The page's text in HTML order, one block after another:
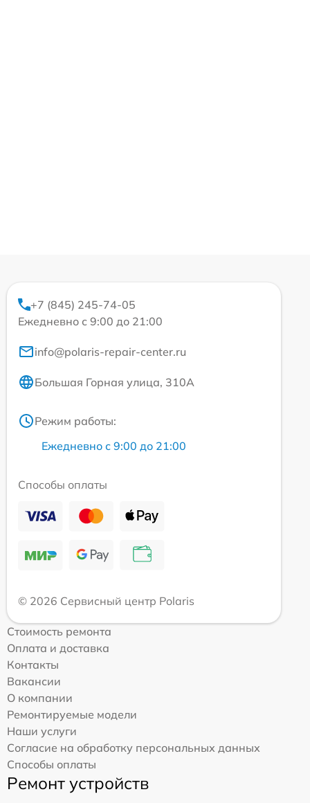
+7 (845) 245-74-05
Ежедневно с 9:00 до 21:00
info@polaris-repair-center.ru
Большая Горная улица, 310А
Режим работы:
Ежедневно с 9:00 до 21:00
Способы оплаты
© 2026 Сервисный центр Polaris
Стоимость ремонта
Оплата и доставка
Контакты
Вакансии
О компании
Ремонтируемые модели
Наши услуги
Согласие на обработку персональных данных
Способы оплаты
Ремонт устройств